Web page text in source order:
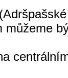
můžeme